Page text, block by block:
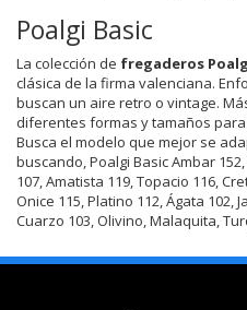
Poalgi Basic
La colección de fregaderos
clásica de la firma valenciana.
buscan un aire retro o vintage.
diferentes formas y tamaños
Busca el modelo que mejor se
buscando, Poalgi Basic Ambar
107, Amatista 119, Topacio 116,
Onice 115, Platino 112, Ágata 102,
Cuarzo 103, Olivino, Malaquita,